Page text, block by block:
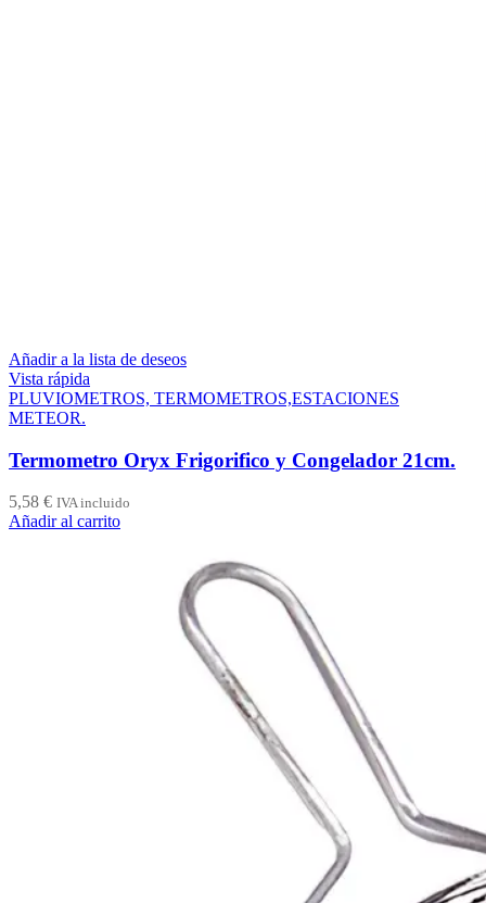
Añadir a la lista de deseos
Vista rápida
PLUVIOMETROS, TERMOMETROS,ESTACIONES
METEOR.
Termometro Oryx Frigorifico y Congelador 21cm.
5,58 € IVA incluido
Añadir al carrito